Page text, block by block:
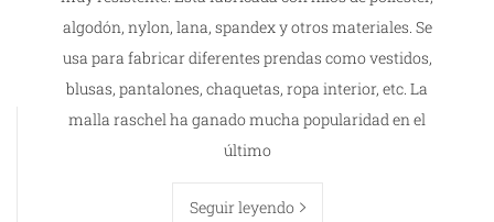
algodón, nylon, lana, spandex y otros materiales. Se
usa para fabricar diferentes prendas como vestidos,
blusas, pantalones, chaquetas, ropa interior, etc. La
malla raschel ha ganado mucha popularidad en el
último
Seguir leyendo